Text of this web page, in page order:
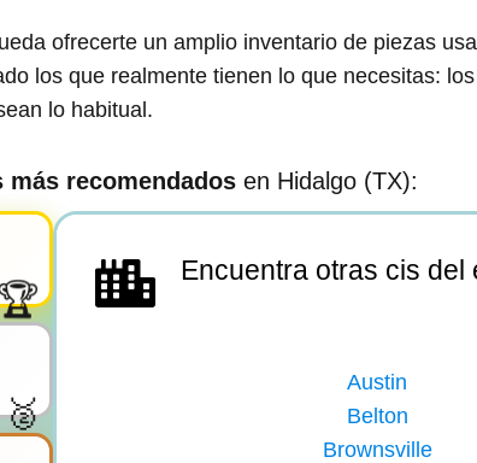
ofrecerte un amplio inventario de piezas
los que realmente tienen lo que necesitas:
lo habitual.
más recomendados en Hidalgo (TX):
Encuentra otras cis del
Austin
Belton
Brownsville